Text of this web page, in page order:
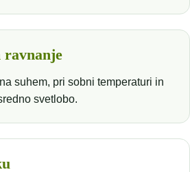
ravnanje
suhem, pri sobni temperaturi in
svetlobo.